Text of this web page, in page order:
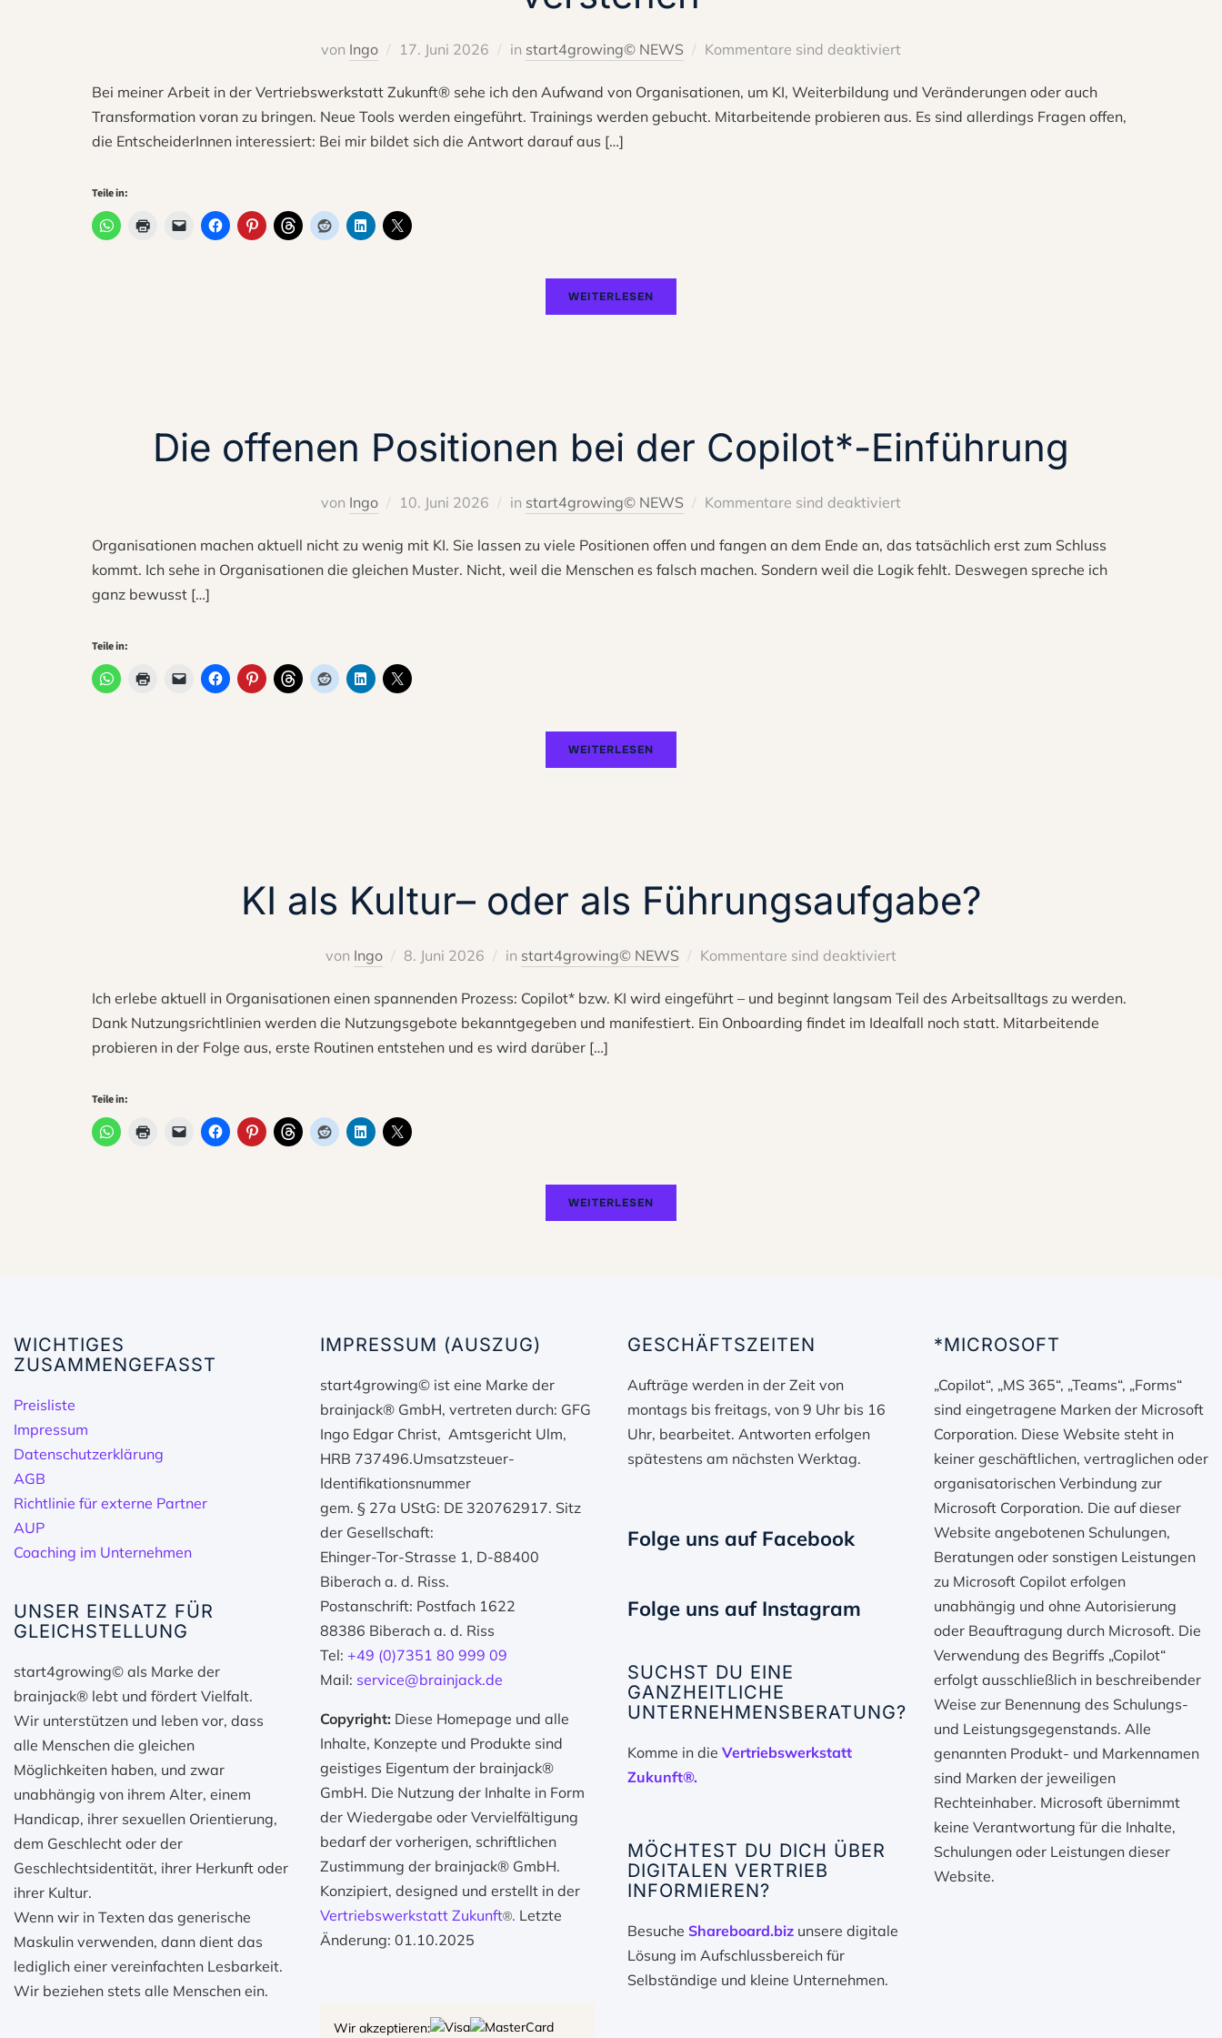
von Ingo 17. Juni 2026 in start4growing© NEWS Kommentare sind deaktiviert
Bei meiner Arbeit in der Vertriebswerkstatt Zukunft® sehe ich den Aufwand von Organisationen, um KI, Weiterbildung und Veränderungen oder auch
Transformation voran zu bringen. Neue Tools werden eingeführt. Trainings werden gebucht. Mitarbeitende probieren aus. Es sind allerdings Fragen offen,
die EntscheiderInnen interessiert: Bei mir bildet sich die Antwort darauf aus […]
Teile in:
WEITERLESEN
Die offenen Positionen bei der Copilot*-Einführung
von Ingo 10. Juni 2026 in start4growing© NEWS Kommentare sind deaktiviert
Organisationen machen aktuell nicht zu wenig mit KI. Sie lassen zu viele Positionen offen und fangen an dem Ende an, das tatsächlich erst zum Schluss
kommt. Ich sehe in Organisationen die gleichen Muster. Nicht, weil die Menschen es falsch machen. Sondern weil die Logik fehlt. Deswegen spreche ich
ganz bewusst […]
Teile in:
WEITERLESEN
KI als Kultur– oder als Führungsaufgabe?
von Ingo 8. Juni 2026 in start4growing© NEWS Kommentare sind deaktiviert
Ich erlebe aktuell in Organisationen einen spannenden Prozess: Copilot* bzw. KI wird eingeführt – und beginnt langsam Teil des Arbeitsalltags zu werden.
Dank Nutzungsrichtlinien werden die Nutzungsgebote bekanntgegeben und manifestiert. Ein Onboarding findet im Idealfall noch statt. Mitarbeitende
probieren in der Folge aus, erste Routinen entstehen und es wird darüber […]
Teile in:
WEITERLESEN
WICHTIGES
ZUSAMMENGEFASST
Preisliste
Impressum
Datenschutzerklärung
AGB
Richtlinie für externe Partner
AUP
Coaching im Unternehmen
UNSER EINSATZ FÜR
GLEICHSTELLUNG
start4growing© als Marke der
brainjack® lebt und fördert Vielfalt.
Wir unterstützen und leben vor, dass
alle Menschen die gleichen
Möglichkeiten haben, und zwar
unabhängig von ihrem Alter, einem
Handicap, ihrer sexuellen Orientierung,
dem Geschlecht oder der
Geschlechtsidentität, ihrer Herkunft oder
ihrer Kultur.
Wenn wir in Texten das generische
Maskulin verwenden, dann dient das
lediglich einer vereinfachten Lesbarkeit.
Wir beziehen stets alle Menschen ein.
IMPRESSUM (AUSZUG)
start4growing© ist eine Marke der
brainjack® GmbH, vertreten durch: GFG
Ingo Edgar Christ, Amtsgericht Ulm,
HRB 737496.Umsatzsteuer-
Identifikationsnummer
gem. § 27a UStG: DE 320762917. Sitz
der Gesellschaft:
Ehinger-Tor-Strasse 1, D-88400
Biberach a. d. Riss.
Postanschrift: Postfach 1622
88386 Biberach a. d. Riss
Tel:+49 (0)7351 80 999 09
Mail: service@brainjack.de
Copyright: Diese Homepage und alle
Inhalte, Konzepte und Produkte sind
geistiges Eigentum der brainjack®
GmbH. Die Nutzung der Inhalte in Form
der Wiedergabe oder Vervielfältigung
bedarf der vorherigen, schriftlichen
Zustimmung der brainjack® GmbH.
Konzipiert, designed und erstellt in der
Vertriebswerkstatt Zukunft®. Letzte
Änderung: 01.10.2025
Wir akzeptieren:
GESCHÄFTSZEITEN
Aufträge werden in der Zeit von
montags bis freitags, von 9 Uhr bis 16
Uhr, bearbeitet. Antworten erfolgen
spätestens am nächsten Werktag.
Folge uns auf Facebook
Folge uns auf Instagram
SUCHST DU EINE
GANZHEITLICHE
UNTERNEHMENSBERATUNG?
Komme in die Vertriebswerkstatt
Zukunft®.
MÖCHTEST DU DICH ÜBER
DIGITALEN VERTRIEB
INFORMIEREN?
Besuche Shareboard.bizunsere digitale
Lösung im Aufschlussbereich für
Selbständige und kleine Unternehmen.
*MICROSOFT
„Copilot“, „MS 365“, „Teams“, „Forms“
sind eingetragene Marken der Microsoft
Corporation. Diese Website steht in
keiner geschäftlichen, vertraglichen oder
organisatorischen Verbindung zur
Microsoft Corporation. Die auf dieser
Website angebotenen Schulungen,
Beratungen oder sonstigen Leistungen
zu Microsoft Copilot erfolgen
unabhängig und ohne Autorisierung
oder Beauftragung durch Microsoft. Die
Verwendung des Begriffs „Copilot“
erfolgt ausschließlich in beschreibender
Weise zur Benennung des Schulungs-
und Leistungsgegenstands. Alle
genannten Produkt- und Markennamen
sind Marken der jeweiligen
Rechteinhaber. Microsoft übernimmt
keine Verantwortung für die Inhalte,
Schulungen oder Leistungen dieser
Website.